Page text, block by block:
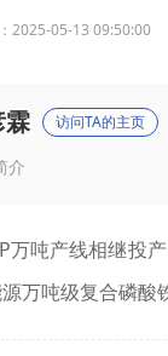
2025-05-13 09:50:00
霖 访问TA的主页
介
万吨产线相继投
万吨级复合磷酸